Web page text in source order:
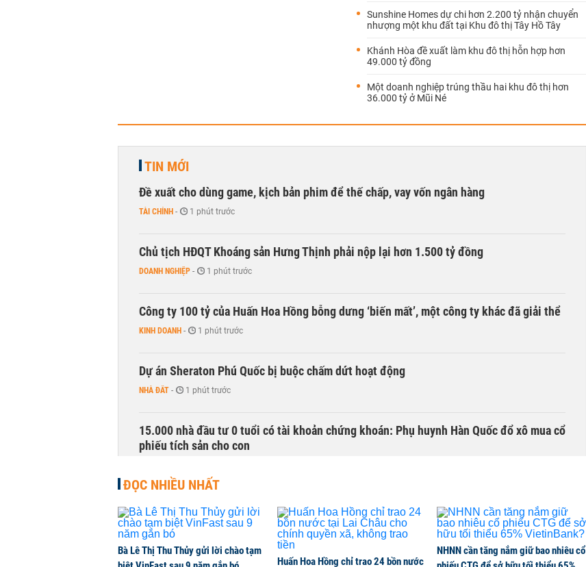
Sunshine Homes dự chi hơn 2.200 tỷ nhận chuyển
nhượng một khu đất tại Khu đô thị Tây Hồ Tây
Khánh Hòa đề xuất làm khu đô thị hỗn hợp hơn
49.000 tỷ đồng
Một doanh nghiệp trúng thầu hai khu đô thị hơn
36.000 tỷ ở Mũi Né
TIN MỚI
Đề xuất cho dùng game, kịch bản phim để thế chấp, vay vốn ngân hàng
TÀI CHÍNH - 1 phút trước
Chủ tịch HĐQT Khoáng sản Hưng Thịnh phải nộp lại hơn 1.500 tỷ đồng
DOANH NGHIỆP - 1 phút trước
Công ty 100 tỷ của Huấn Hoa Hồng bỗng dưng ‘biến mất’, một công ty khác đã giải thể
KINH DOANH - 1 phút trước
Dự án Sheraton Phú Quốc bị buộc chấm dứt hoạt động
NHÀ ĐẤT - 1 phút trước
15.000 nhà đầu tư 0 tuổi có tài khoản chứng khoán: Phụ huynh Hàn Quốc đổ xô mua cổ
phiếu tích sản cho con
Quy hoạch 4 khu lấn biển ở Phú Quốc
THỜI SỰ - 1 phút trước
ĐỌC NHIỀU NHẤT
Bà Lê Thị Thu Thủy gửi lời chào tạm
Huấn Hoa Hồng chỉ trao 24 bồn nước
NHNN cần tăng nắm giữ bao nhiêu cổ